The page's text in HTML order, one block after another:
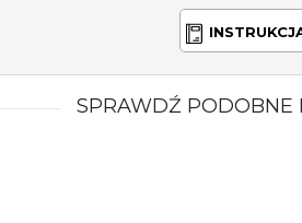
SPRAWDŹ PODOBNE